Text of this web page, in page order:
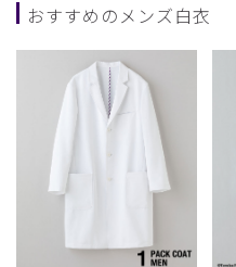
おすすめのメンズ白衣